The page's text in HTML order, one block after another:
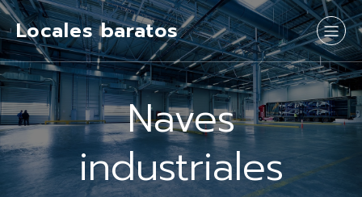
Locales baratos
Naves
industriales